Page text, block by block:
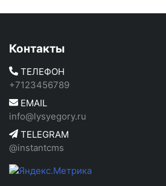
Контакты
ТЕЛЕФОН
+7123456789
EMAIL
info@lysyegory.ru
TELEGRAM
@instantcms